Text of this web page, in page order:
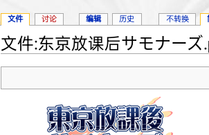
文件:东京放课后サモナーズ
文件 讨论 编辑 历史 不转换